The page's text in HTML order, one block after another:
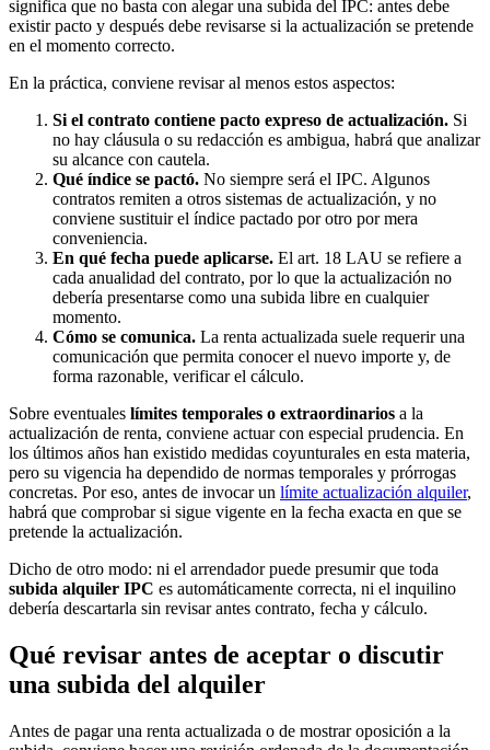
significa que no basta con alegar una subida del IPC: antes debe
existir pacto y después debe revisarse si la actualización se pretende
en el momento correcto.
En la práctica, conviene revisar al menos estos aspectos:
Si el contrato contiene pacto expreso de actualización. Si
no hay cláusula o su redacción es ambigua, habrá que analizar
su alcance con cautela.
Qué índice se pactó. No siempre será el IPC. Algunos
contratos remiten a otros sistemas de actualización, y no
conviene sustituir el índice pactado por otro por mera
conveniencia.
En qué fecha puede aplicarse. El art. 18 LAU se refiere a
cada anualidad del contrato, por lo que la actualización no
debería presentarse como una subida libre en cualquier
momento.
Cómo se comunica. La renta actualizada suele requerir una
comunicación que permita conocer el nuevo importe y, de
forma razonable, verificar el cálculo.
Sobre eventuales límites temporales o extraordinarios a la
actualización de renta, conviene actuar con especial prudencia. En
los últimos años han existido medidas coyunturales en esta materia,
pero su vigencia ha dependido de normas temporales y prórrogas
concretas. Por eso, antes de invocar un límite actualización alquiler,
habrá que comprobar si sigue vigente en la fecha exacta en que se
pretende la actualización.
Dicho de otro modo: ni el arrendador puede presumir que toda
subida alquiler IPC es automáticamente correcta, ni el inquilino
debería descartarla sin revisar antes contrato, fecha y cálculo.
Qué revisar antes de aceptar o discutir
una subida del alquiler
Antes de pagar una renta actualizada o de mostrar oposición a la